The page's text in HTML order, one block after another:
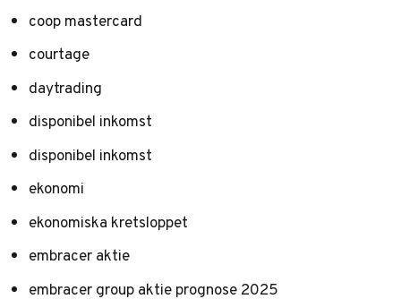
coop mastercard
courtage
daytrading
disponibel inkomst
disponibel inkomst
ekonomi
ekonomiska kretsloppet
embracer aktie
embracer group aktie prognose 2025